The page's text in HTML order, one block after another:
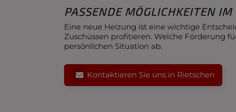
PASSENDE MÖGLICHKEITEN IM
Eine neue Heizung ist eine wichtige
Zuschüssen profitieren. Welche Förderung
persönlichen Situation ab.
Kontaktieren Sie uns in Rietschen